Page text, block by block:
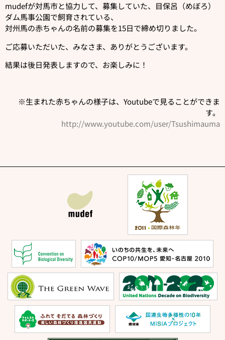
mudefが対馬市と協力して、募集していた、目保呂（めぼろ）
ダム馬事公園で飼育されている、
対州馬の赤ちゃんの名前の募集を15日で締め切りました。
ご応募いただいた、みなさま、ありがとうございます。
結果は後日発表しますので、お楽しみに！
※生まれた赤ちゃんの様子は、Youtubeで見ることができま
す。
http://www.youtube.com/user/Tsushimauma